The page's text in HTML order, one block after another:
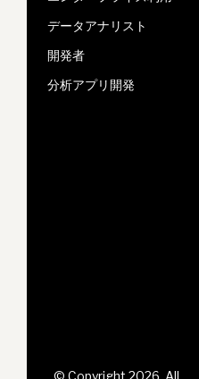
データアナリスト
開発者
分析アプリ開発
© Copyright 2026, All